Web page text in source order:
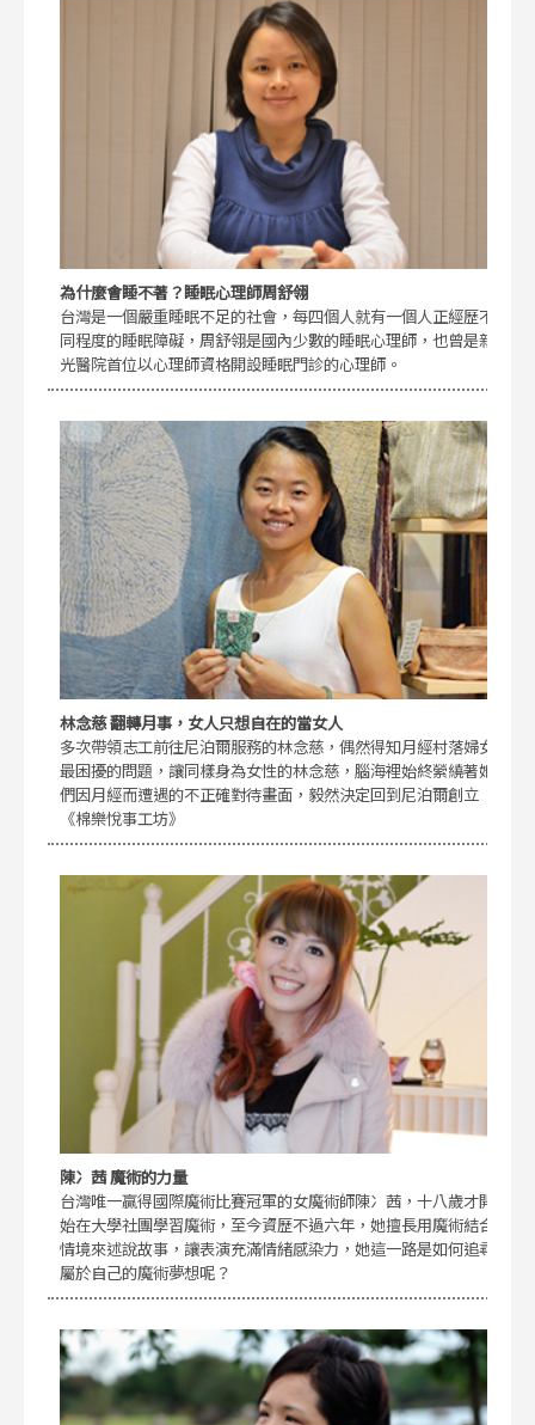
為什麼會睡不著？睡眠心理師周舒翎
台灣是一個嚴重睡眠不足的社會，每四個人就有一個人正經歷不
同程度的睡眠障礙，周舒翎是國內少數的睡眠心理師，也曾是新
光醫院首位以心理師資格開設睡眠門診的心理師。
林念慈 翻轉月事，女人只想自在的當女人
多次帶領志工前往尼泊爾服務的林念慈，偶然得知月經村落婦女
最困擾的問題，讓同樣身為女性的林念慈，腦海裡始終縈繞著她
們因月經而遭遇的不正確對待畫面，毅然決定回到尼泊爾創立
《棉樂悅事工坊》
陳冫茜 魔術的力量
台灣唯一贏得國際魔術比賽冠軍的女魔術師陳冫茜，十八歲才開
始在大學社團學習魔術，至今資歷不過六年，她擅長用魔術結合
情境來述說故事，讓表演充滿情緒感染力，她這一路是如何追尋
屬於自己的魔術夢想呢？